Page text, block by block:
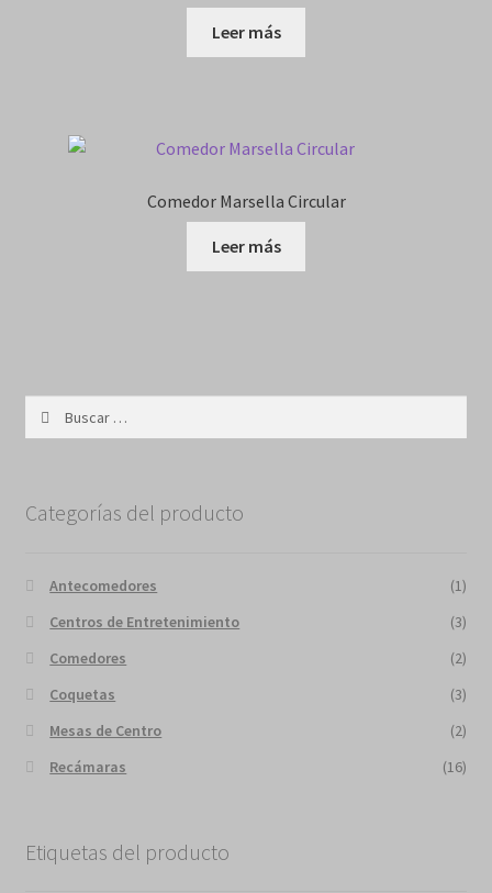
Leer más
Comedor Marsella Circular
Leer más
Categorías del producto
Antecomedores
(1)
Centros de Entretenimiento
(3)
Comedores
(2)
Coquetas
(3)
Mesas de Centro
(2)
Recámaras
(16)
Etiquetas del producto